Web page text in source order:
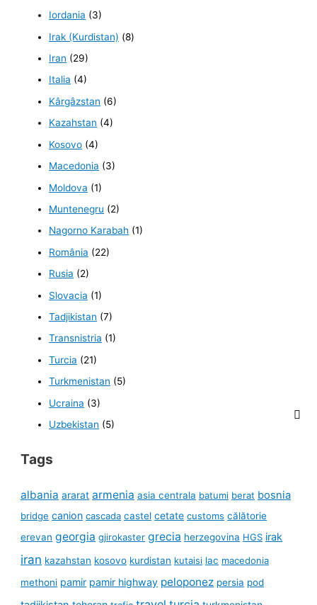
Iordania (3)
Irak (Kurdistan) (8)
Iran (29)
Italia (4)
Kârgâzstan (6)
Kazahstan (4)
Kosovo (4)
Macedonia (3)
Moldova (1)
Muntenegru (2)
Nagorno Karabah (1)
România (22)
Rusia (2)
Slovacia (1)
Tadjikistan (7)
Transnistria (1)
Turcia (21)
Turkmenistan (5)
Ucraina (3)
Uzbekistan (5)
Tags
albania ararat armenia asia centrala batumi berat bosnia
bridge canion cascada castel cetate customs călătorie
erevan georgia gjirokaster grecia herzegovina HGS irak
iran kazahstan kosovo kurdistan kutaisi lac macedonia
methoni pamir pamir highway peloponez persia pod